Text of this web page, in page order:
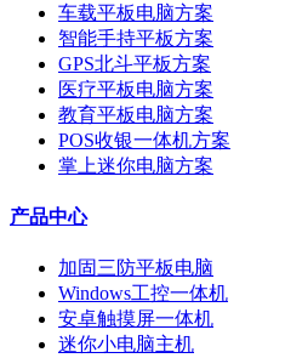
车载平板电脑方案
智能手持平板方案
GPS北斗平板方案
医疗平板电脑方案
教育平板电脑方案
POS收银一体机方案
掌上迷你电脑方案
产品中心
加固三防平板电脑
Windows工控一体机
安卓触摸屏一体机
迷你小电脑主机